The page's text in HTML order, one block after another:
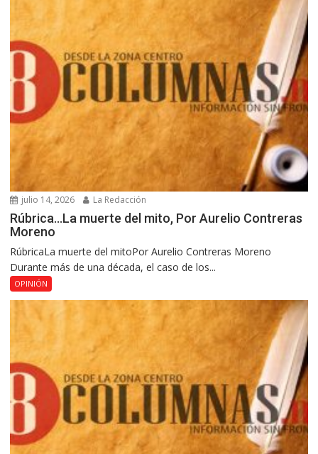
julio 14, 2026 La Redacción
Rúbrica…La muerte del mito, Por Aurelio Contreras
Moreno
RúbricaLa muerte del mitoPor Aurelio Contreras Moreno
Durante más de una década, el caso de los...
OPINIÓN